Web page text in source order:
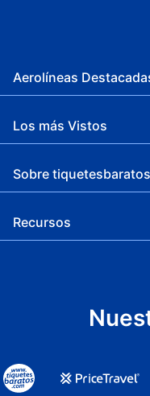
Aerolíneas
Los más Vistos
Sobre
Recursos